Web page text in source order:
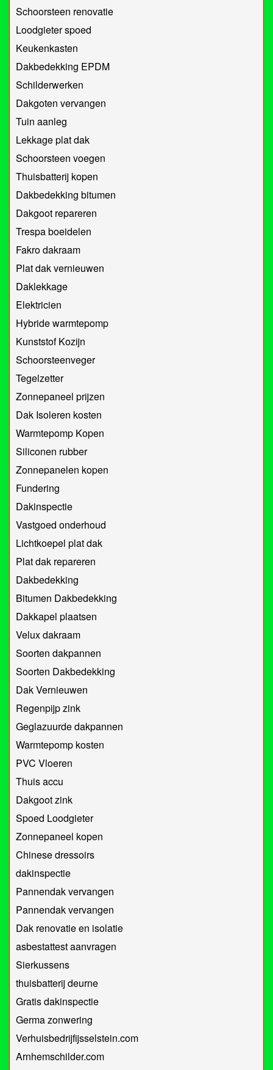
Schoorsteen renovatie
Loodgieter spoed
Keukenkasten
Dakbedekking EPDM
Schilderwerken
Dakgoten vervangen
Tuin aanleg
Lekkage plat dak
Schoorsteen voegen
Thuisbatterij kopen
Dakbedekking bitumen
Dakgoot repareren
Trespa boeidelen
Fakro dakraam
Plat dak vernieuwen
Daklekkage
Elektricien
Hybride warmtepomp
Kunststof Kozijn
Schoorsteenveger
Tegelzetter
Zonnepaneel prijzen
Dak Isoleren kosten
Warmtepomp Kopen
Siliconen rubber
Zonnepanelen kopen
Fundering
Dakinspectie
Vastgoed onderhoud
Lichtkoepel plat dak
Plat dak repareren
Dakbedekking
Bitumen Dakbedekking
Dakkapel plaatsen
Velux dakraam
Soorten dakpannen
Soorten Dakbedekking
Dak Vernieuwen
Regenpijp zink
Geglazuurde dakpannen
Warmtepomp kosten
PVC Vloeren
Thuis accu
Dakgoot zink
Spoed Loodgieter
Zonnepaneel kopen
Chinese dressoirs
dakinspectie
Pannendak vervangen
Pannendak vervangen
Dak renovatie en isolatie
asbestattest aanvragen
Sierkussens
thuisbatterij deurne
Gratis dakinspectie
Germa zonwering
Verhuisbedrijfijsselstein.com
Arnhemschilder.com